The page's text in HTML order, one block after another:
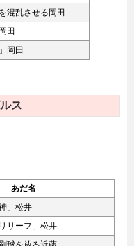
混乱させる岡田
田
岡田
ス
あだ名
」松井
リーフ」松井